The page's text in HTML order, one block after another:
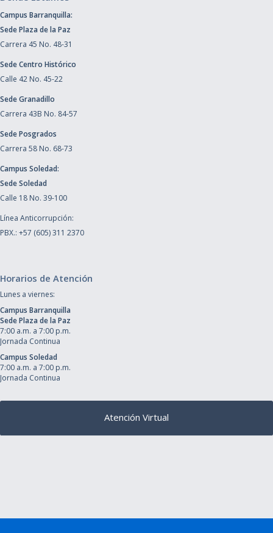
Campus Barranquilla:
Sede Plaza de la Paz
Carrera 45 No. 48-31
Sede Centro Histórico
Calle 42 No. 45-22
Sede Granadillo
Carrera 43B No. 84-57
Sede Posgrados
Carrera 58 No. 68-73
Campus Soledad:
Sede Soledad
Calle 18 No. 39-100
Línea Anticorrupción:
PBX.: +57 (605) 311 2370
Horarios de Atención
Lunes a viernes:
Campus Barranquilla
Sede Plaza de la Paz
7:00 a.m. a 7:00 p.m.
Jornada Continua
Campus Soledad
7:00 a.m. a 7:00 p.m.
Jornada Continua
Atención Virtual